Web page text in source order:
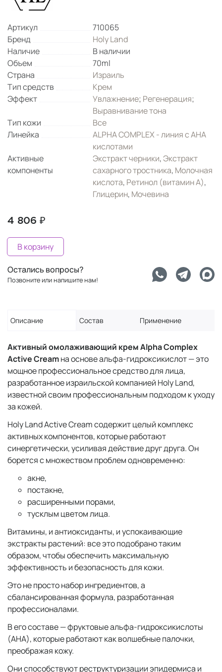
Артикул
710065
Бренд
Holy Land
Наличие
В наличии
Объем
70ml
Страна
Израиль
Тип средств
Крем
Эффект
Увлажнение; Регенерация;
Выравнивание тона
Тип кожи
Все
Линейка
ALPHA COMPLEX - линия с AHA
кислотами
Активные
компоненты
Экстракт черники,Экстракт
сахарного тростника, Молочная
кислота, Ретинол (витамин А),
Глицерин, Мочевина
4 806 ₽
В корзину
Остались вопросы?
Позвоните или напишите нам!
Описание Состав Применение
Активный омолаживающий крем Alpha Complex
Active Creamна основе альфа-гидроксикислот — это
мощное профессиональное средство для лица,
разработанное израильской компанией Holy Land,
известной своим профессиональным подходом к уходу
за кожей.
Holy Land Active Cream содержит целый комплекс
активных компонентов, которые работают
синергетически, усиливая действие друг друга. Он
борется с множеством проблем одновременно:
акне,
постакне,
расширенными порами,
тусклым цветом лица.
Витамины, и антиоксиданты, и успокаивающие
экстракты растений: все это подобрано таким
образом, чтобы обеспечить максимальную
эффективность и безопасность для кожи.
Это не просто набор ингредиентов, а
сбалансированная формула, разработанная
профессионалами.
В его составе — фруктовые альфа-гидроксикислоты
(AHA), которые работают как волшебные палочки,
преображая кожу.
Они способствуют реструктуризации эпидермиса и